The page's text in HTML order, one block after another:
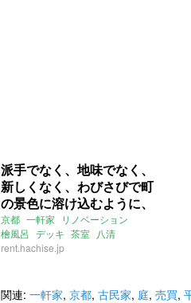
派手でなく、地味でなく、
新しくなく、わびさびで町
の景色に溶け込むように、
とにかく良い。
京都 一軒家
リノベーション
檜風呂 デッキ 茶室 八清
rent.hachise.jp
関連: 一軒家, 京都, 古民家, 庭, 売買,